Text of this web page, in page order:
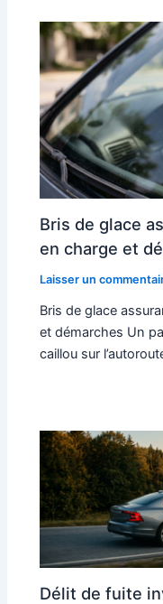
Bris de glace
en charge et
Laisser un
Bris de glace
et démarches Un
caillou sur
Délit de fuite